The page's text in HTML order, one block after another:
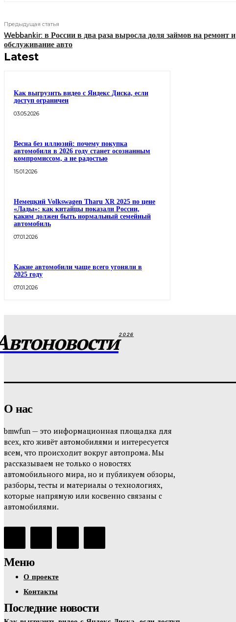
Предыдущая статья
Webbankir: в России в два раза выросла доля займов на ремонт и
обслуживание авто
Latest
Как выгрузить видео с Яндекс Диска, если
доступ ограничен
03.05.2026
Весна без иллюзий: почему покупка
автомобиля в 2026 году станет осознанным
компромиссом, а не радостью
15.01.2026
Немецкий Volkswagen Tharu XR 2025 по цене
«Лады»: как китайцы показали России,
каким должен быть нормальный семейный
автомобиль
07.01.2026
Какие автомобили чаще всего угоняли в
2025 году
07.01.2026
2026
О нас
bmwfun — это информационная площадка для
всех, кто живёт автомобилями и интересуется
всем, что происходит вокруг автопрома. Мы
рассказываем не только о новостях
автомобильного мира, но и публикуем обзоры,
разборы, тесты и материалы о технологиях,
которые напрямую или косвенно связаны с
автомобилями.
Меню
О проекте
Контакты
Последние новости